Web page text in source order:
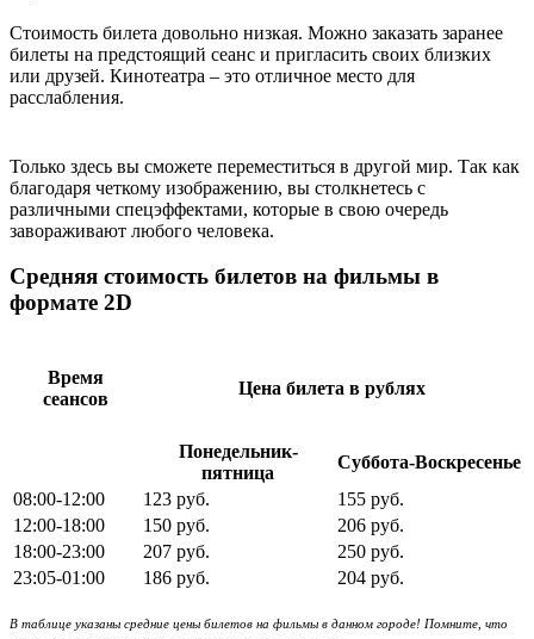
Стоимость билета довольно низкая. Можно заказать заранее
билеты на предстоящий сеанс и пригласить своих близких
или друзей. Кинотеатра – это отличное место для
расслабления.
Только здесь вы сможете переместиться в другой мир. Так как
благодаря четкому изображению, вы столкнетесь с
различными спецэффектами, которые в свою очередь
завораживают любого человека.
Средняя стоимость билетов на фильмы в
формате 2D
Время
сеансов
Цена билета в рублях
Понедельник-
пятница
Суббота-Воскресенье
08:00-12:00
123 руб.
155 руб.
12:00-18:00
150 руб.
206 руб.
18:00-23:00
207 руб.
250 руб.
23:05-01:00
186 руб. 204 руб.
В таблице указаны средние цены билетов на фильмы в данном городе! Помните, что